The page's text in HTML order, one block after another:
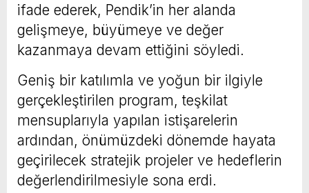
ifade ederek, Pendik’in her alanda
gelişmeye, büyümeye ve değer
kazanmaya devam ettiğini söyledi.
Geniş bir katılımla ve yoğun bir ilgiyle
gerçekleştirilen program, teşkilat
mensuplarıyla yapılan istişarelerin
ardından, önümüzdeki dönemde hayata
geçirilecek stratejik projeler ve hedeflerin
değerlendirilmesiyle sona erdi.